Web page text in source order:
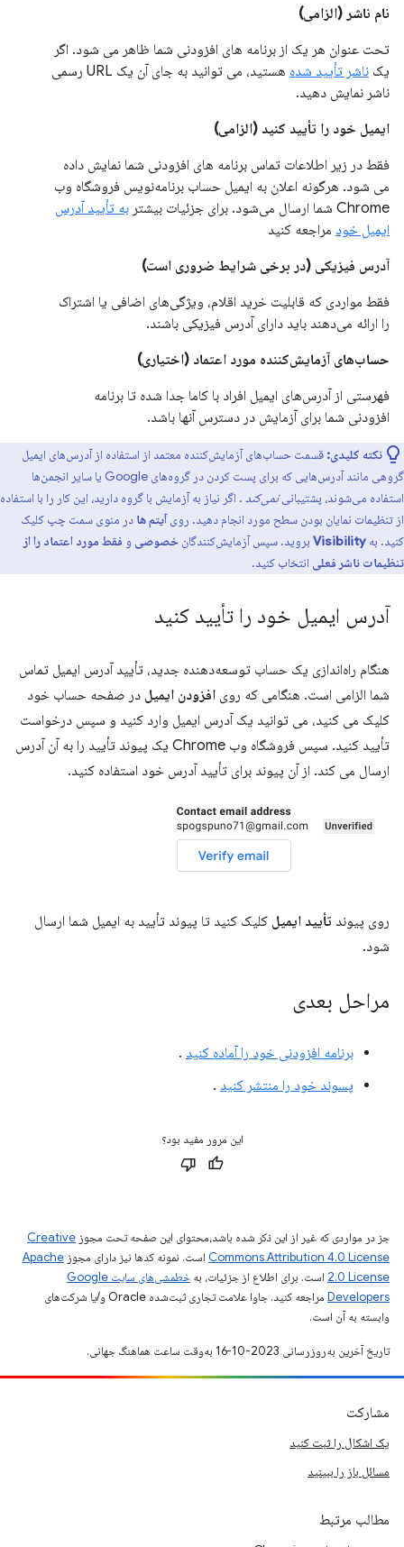
نام ناشر (الزامی)
تحت عنوان هر یک از برنامه های افزودنی شما ظاهر می شود. اگر
یک ناشر تأیید شده
هستید، می توانید به جای آن یک URL رسمی
ناشر نمایش دهید.
ایمیل خود را تأیید کنید (الزامی)
فقط در زیر اطلاعات تماس برنامه های افزودنی شما نمایش داده
می شود. هرگونه اعلان به ایمیل حساب برنامه‌نویس فروشگاه وب
Chrome شما ارسال می‌شود. برای جزئیات بیشتر
به تأیید آدرس
ایمیل خود مراجعه کنید
آدرس فیزیکی (در برخی شرایط ضروری است)
فقط مواردی که قابلیت خرید اقلام، ویژگی‌های اضافی یا اشتراک
را ارائه می‌دهند باید دارای آدرس فیزیکی باشند.
حساب‌های آزمایش‌کننده مورد اعتماد (اختیاری)
فهرستی از آدرس‌های ایمیل افراد با کاما جدا شده تا برنامه
افزودنی شما برای آزمایش در دسترس آنها باشد.
نکته کلیدی: قسمت حساب‌های آزمایش‌کننده معتمد از استفاده از آدرس‌های ایمیل
گروهی مانند آدرس‌هایی که برای پست کردن در گروه‌های Google یا سایر انجمن‌ها
استفاده می‌شوند، پشتیبانینمی‌کند . اگر نیاز به آزمایش با گروه دارید، این کار را با استفاده
از تنظیمات نمایان بودن سطح مورد انجام دهید. رویآیتم ها در منوی سمت چپ کلیک
کنید. به Visibility بروید. سپس آزمایش‌کنندگان خصوصی و فقط مورد اعتماد را از
تنظیمات ناشر فعلی انتخاب کنید.
آدرس ایمیل خود را تأیید کنید
هنگام راه‌اندازی یک حساب توسعه‌دهنده جدید، تأیید آدرس ایمیل تماس
شما الزامی است. هنگامی که روی افزودن ایمیل در صفحه حساب خود
کلیک می کنید، می توانید یک آدرس ایمیل وارد کنید و سپس درخواست
تأیید کنید. سپس فروشگاه وب Chrome یک پیوند تأیید را به آن آدرس
ارسال می کند. از آن پیوند برای تأیید آدرس خود استفاده کنید.
روی پیوند تأیید ایمیل کلیک کنید تا پیوند تأیید به ایمیل شما ارسال
شود.
مراحل بعدی
برنامه افزودنی خود را آماده کنید .
پسوند خود را منتشر کنید .
این مرور مفید بود؟
جز در مواردی که غیر از این ذکر شده باشد،‌محتوای این صفحه تحت مجوز Creative
Commons Attribution 4.0 License است. نمونه کدها نیز دارای مجوز Apache
2.0 License است. برای اطلاع از جزئیات، به
خطمشی‌های سایت Google
Developers‏
مراجعه کنید. جاوا علامت تجاری ثبت‌شده Oracle و/یا شرکت‌های
وابسته به آن است.
تاریخ آخرین به‌روزرسانی 2023-10-16 به‌وقت ساعت هماهنگ جهانی.
مشارکت
یک اشکال را ثبت کنید
مسائل باز را ببینید
مطالب مرتبط